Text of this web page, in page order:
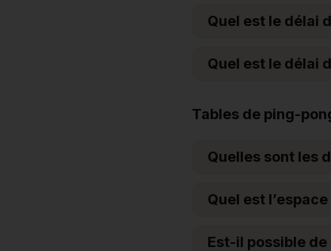
Quel est le délai
Quel est le délai
Tables de ping-
Quelles sont les
Quel est
Est-il possible